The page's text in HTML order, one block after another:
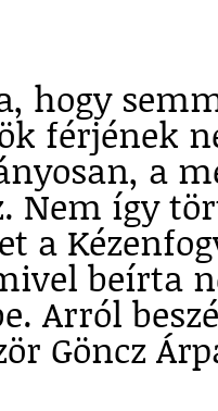
hogy
férjének
a
Nem így
a
beírta
Arról
Göncz